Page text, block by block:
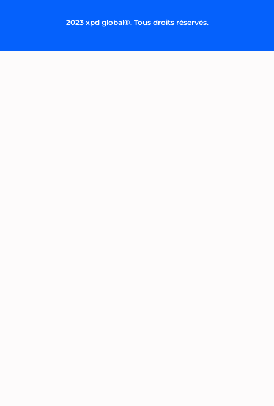
2023 xpd global®. Tous droits réservés.